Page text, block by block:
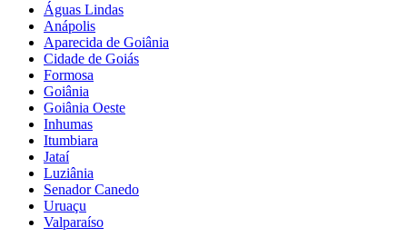
Águas Lindas
Anápolis
Aparecida de Goiânia
Cidade de Goiás
Formosa
Goiânia
Goiânia Oeste
Inhumas
Itumbiara
Jataí
Luziânia
Senador Canedo
Uruaçu
Valparaíso